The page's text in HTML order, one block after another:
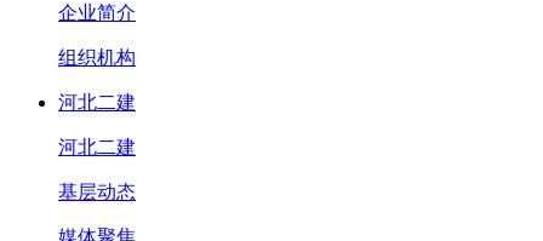
企业简介
组织机构
河北二建
河北二建
基层动态
媒体聚焦